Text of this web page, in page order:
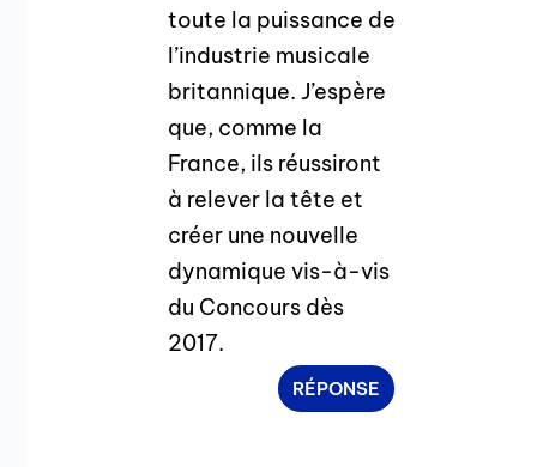
toute la puissance de
l’industrie musicale
britannique. J’espère
que, comme la
France, ils réussiront
à relever la tête et
créer une nouvelle
dynamique vis-à-vis
du Concours dès
2017.
RÉPONSE